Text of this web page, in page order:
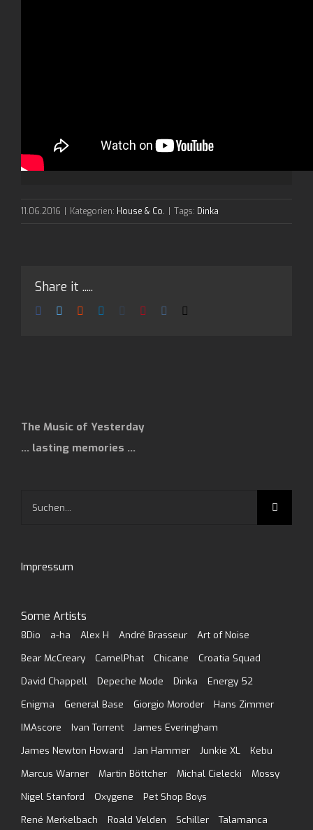
11.06.2016 Kategorien: House & Co. Tags: Dinka
Share it .....
Facebook
TwitterReddit LinkedIn
TumblrPinterest
The Music of Yesterday
… lasting memories …
Impressum
Some Artists
8Dio a-ha Alex H André Brasseur
Art of Noise
Bear McCreary
CamelPhat Chicane
Croatia Squad
David Chappell
Depeche Mode Dinka
Energy 52
Enigma
General Base Giorgio Moroder
Hans Zimmer
IMAscore
Ivan Torrent
James Everingham
James Newton Howard
Jan Hammer Junkie XL
Kebu
Marcus Warner
Martin Böttcher Michal Cielecki
Mossy
Nigel Stanford
Oxygene
Pet Shop Boys
René Merkelbach
Roald Velden Schiller
Talamanca